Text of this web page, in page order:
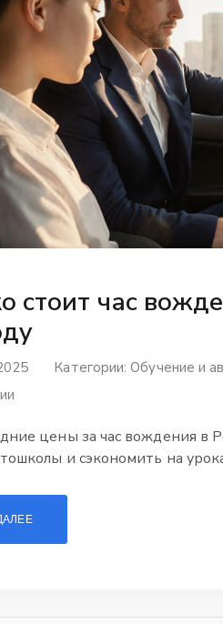
стоит час
Категории:Обучение и
цены за час вождения в
и сэкономить на